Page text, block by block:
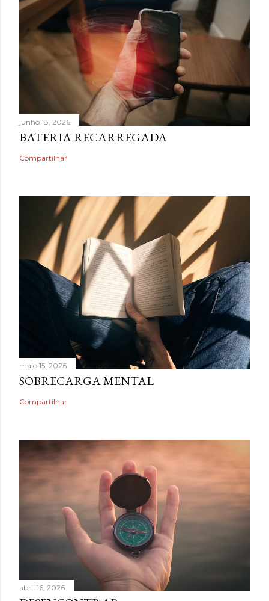
junho 18, 2026
BATERIA RECARREGADA
Compartilhar
maio 15, 2026
SOBRECARGA MENTAL
Compartilhar
abril 16, 2026